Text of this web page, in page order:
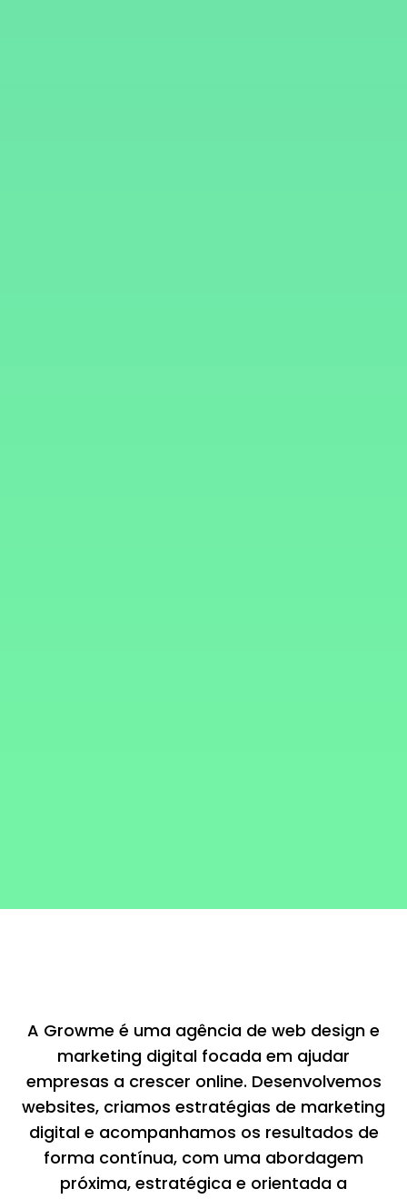
A Growme é uma agência de web design e
marketing digital focada em ajudar
empresas a crescer online. Desenvolvemos
websites, criamos estratégias de marketing
digital e acompanhamos os resultados de
forma contínua, com uma abordagem
próxima, estratégica e orientada a